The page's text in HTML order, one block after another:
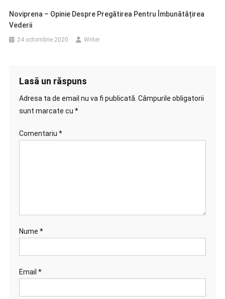
Noviprena – Opinie Despre Pregătirea Pentru Îmbunătățirea
Vederii
24 octombrie 2020 Writer
Lasă un răspuns
Adresa ta de email nu va fi publicată. Câmpurile obligatorii
sunt marcate cu *
Comentariu *
Nume *
Email *